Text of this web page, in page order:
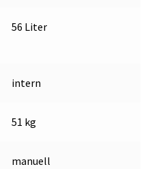
56 Liter
intern
51 kg
manuell